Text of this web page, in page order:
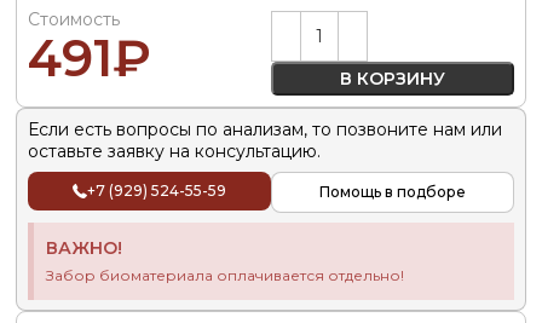
Стоимость
491₽ В КОРЗИНУ
Alternative:
Если есть вопросы по анализам, то позвоните нам или
оставьте заявку на консультацию.
+7 (929) 524-55-59 Помощь в подборе
ВАЖНО!
Забор биоматериала оплачивается отдельно!